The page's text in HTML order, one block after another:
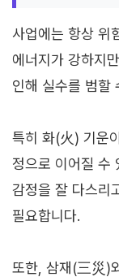
사업에는 항상 위
에너지가 강하지
인해 실수를 범할
특히 화(火) 기운
정으로 이어질 수
감정을 잘 다스리
필요합니다.
또한, 삼재(三災)